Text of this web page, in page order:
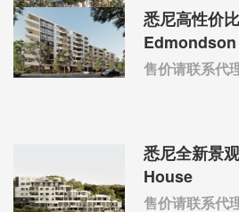
悉尼高性价
售价请联系代
悉尼全新景
House
售价请联系代